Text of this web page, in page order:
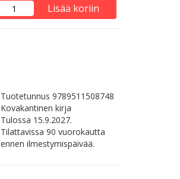
Lisää koriin
Tuotetunnus 9789511508748
Kovakantinen kirja
Tulossa 15.9.2027.
Tilattavissa 90 vuorokautta
ennen ilmestymispäivää.